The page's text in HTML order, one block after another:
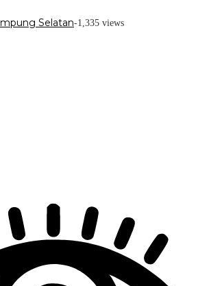
Selatan-1,335 views